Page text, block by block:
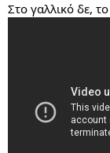
Στο γαλλικό δε,